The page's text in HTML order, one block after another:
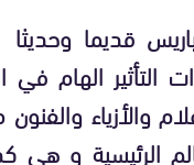
قديما وحديثا
التأثير الهام
والأزياء
الرئيسية و هي